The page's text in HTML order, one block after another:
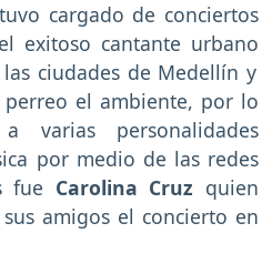
cargado de conciertos
exitoso cantante urbano
ciudades de Medellín y
el ambiente, por lo
personalidades
por medio de las redes
fue Carolina Cruz quien
amigos el concierto en